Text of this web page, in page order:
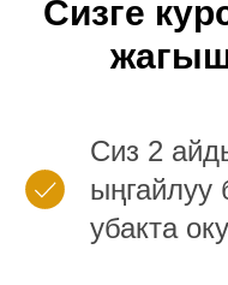
Сизге
Сиз 2
ыңгайлуу
убакта